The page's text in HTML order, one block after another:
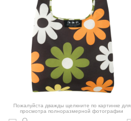
Пожалуйста дважды щелкните по картинке для
просмотра полноразмерной фотографии